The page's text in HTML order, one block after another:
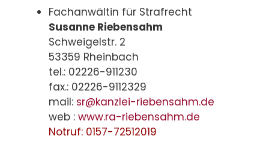
Fachanwältin für Strafrecht
Susanne Riebensahm
Schweigelstr. 2
53359 Rheinbach
tel.: 02226-911230
fax.: 02226-9112329
mail: sr@kanzlei-riebensahm.de
web : www.ra-riebensahm.de
Notruf: 0157-72512019